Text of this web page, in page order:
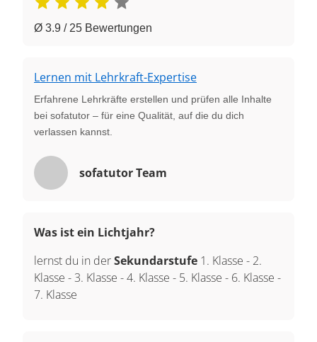
Ø 3.9 / 25 Bewertungen
Lernen mit Lehrkraft-Expertise
Erfahrene Lehrkräfte erstellen und prüfen alle Inhalte
bei sofatutor – für eine Qualität, auf die du dich
verlassen kannst.
sofatutor Team
Was ist ein Lichtjahr?
lernst du in derSekundarstufe 1. Klasse - 2.
Klasse - 3. Klasse -4. Klasse - 5. Klasse - 6. Klasse -
7. Klasse